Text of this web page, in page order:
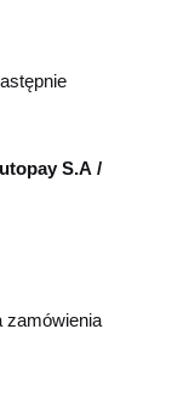
S.A /
zamówienia